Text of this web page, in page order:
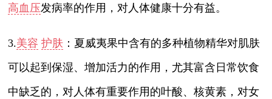
高血压发病率的作用，对人体健康十分有益。
3.美容 护肤 ：夏威夷果中含有的多种植物精华对肌肤
可以起到保湿、增加活力的作用，尤其富含日常饮食
中缺乏的，对人体有重要作用的叶酸、核黄素，对女